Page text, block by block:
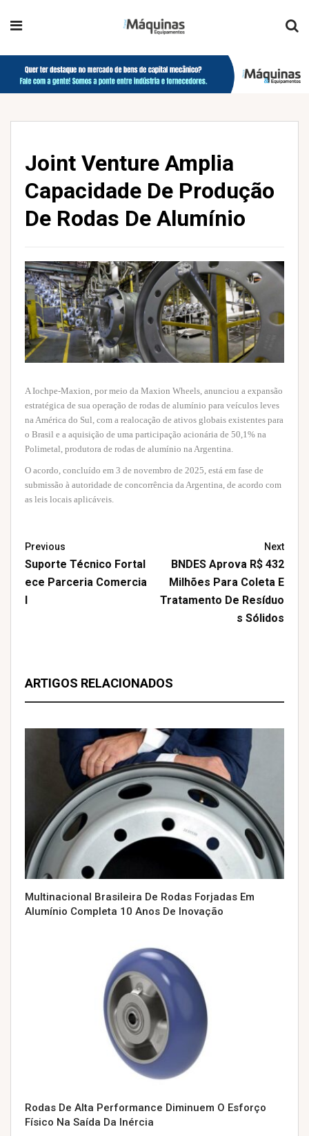
Joint Venture Amplia
Capacidade De Produção
De Rodas De Alumínio
A Iochpe-Maxion, por meio da Maxion Wheels, anunciou a expansão
estratégica de sua operação de rodas de alumínio para veículos leves
na América do Sul, com a realocação de ativos globais existentes para
o Brasil e a aquisição de uma participação acionária de 50,1% na
Polimetal, produtora de rodas de alumínio na Argentina.
O acordo, concluído em 3 de novembro de 2025, está em fase de
submissão à autoridade de concorrência da Argentina, de acordo com
as leis locais aplicáveis.
Previous
Suporte Técnico Fortal
Ece Parceria Comercia
Next
BNDES Aprova R$ 432
Milhões Para Coleta E
Tratamento De Resíduo
S Sólidos
ARTIGOS RELACIONADOS
Multinacional Brasileira De Rodas Forjadas Em
Alumínio Completa 10 Anos De Inovação
Rodas De Alta Performance Diminuem O Esforço
Físico Na Saída Da Inércia